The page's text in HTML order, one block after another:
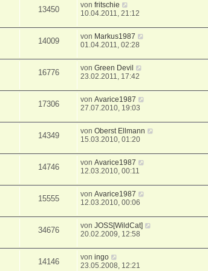
13450 vonfritschie
10.04.2011, 21:12
14009 von Markus1987
01.04.2011, 02:28
16776 vonGreen Devil
23.02.2011, 17:42
17306 vonAvarice1987
27.07.2010, 19:03
14349 vonOberst Ellmann
15.03.2010, 01:20
14746 vonAvarice1987
12.03.2010, 00:11
15555 vonAvarice1987
12.03.2010, 00:06
34676 vonJOSS[WildCat]
20.02.2009, 12:58
14146 voningo
23.05.2008, 12:21